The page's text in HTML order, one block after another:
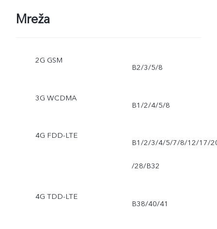
Mreža
2G GSM
B2/3/5/8
3G WCDMA
B1/2/4/5/8
4G FDD-LTE
B1/2/3/4/5/7/8/12/17/
/28/B32
4G TDD-LTE
B38/40/41